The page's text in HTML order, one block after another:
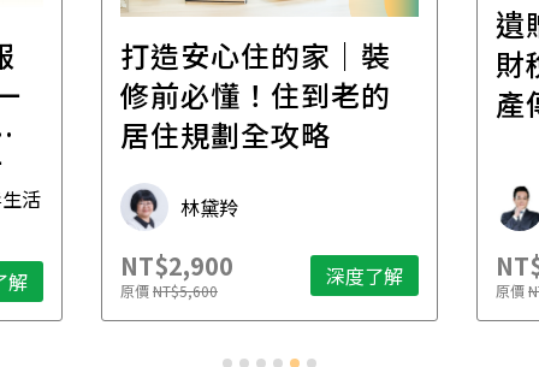
活
解
打造安心住的家｜裝
修前必懂！住到老的
居住規劃全攻略
林黛羚
NT$2,900
原價NT$5,600 深度了解
遺
財
產
原價